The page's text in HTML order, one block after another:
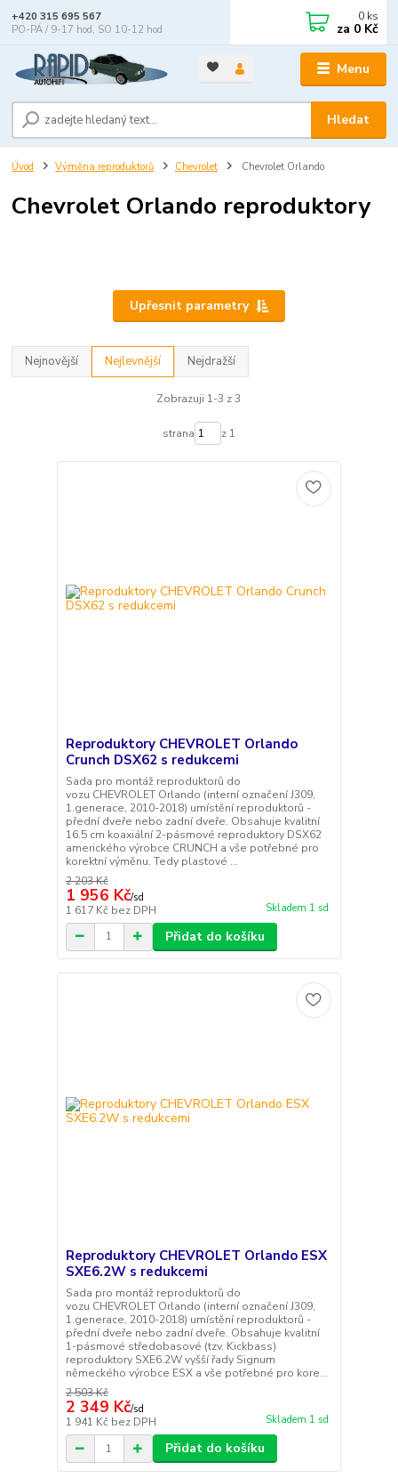
Menu
Hledat
+420 315 695 567
PO-PÁ / 9-17 hod, SO 10-12 hod
0 ks
za 0 Kč
Úvod Výměna reproduktorů Chevrolet Chevrolet Orlando
Chevrolet Orlando reproduktory
Upřesnit parametry
Nejnovější Nejlevnější Nejdražší
Zobrazuji 1-3 z 3
strana z 1
Reproduktory CHEVROLET Orlando
Crunch DSX62 s redukcemi
Sada pro montáž reproduktorů do
vozu CHEVROLET Orlando (interní označení J309,
1.generace, 2010-2018) umístění reproduktorů -
přední dveře nebo zadní dveře. Obsahuje kvalitní
16.5 cm koaxiální 2-pásmové reproduktory DSX62
amerického výrobce CRUNCH a vše potřebné pro
korektní výměnu. Tedy plastové ...
2 203 Kč
1 956 Kč/sd
1 617 Kč bez DPH Skladem 1 sd
Přidat do košíku
Reproduktory CHEVROLET Orlando ESX
SXE6.2W s redukcemi
Sada pro montáž reproduktorů do
vozu CHEVROLET Orlando (interní označení J309,
1.generace, 2010-2018) umístění reproduktorů -
přední dveře nebo zadní dveře. Obsahuje kvalitní
1-pásmové středobasové (tzv. Kickbass)
reproduktory SXE6.2W vyšší řady Signum
německého výrobce ESX a vše potřebné pro kore...
2 503 Kč
2 349 Kč/sd
1 941 Kč bez DPH Skladem 1 sd
Přidat do košíku